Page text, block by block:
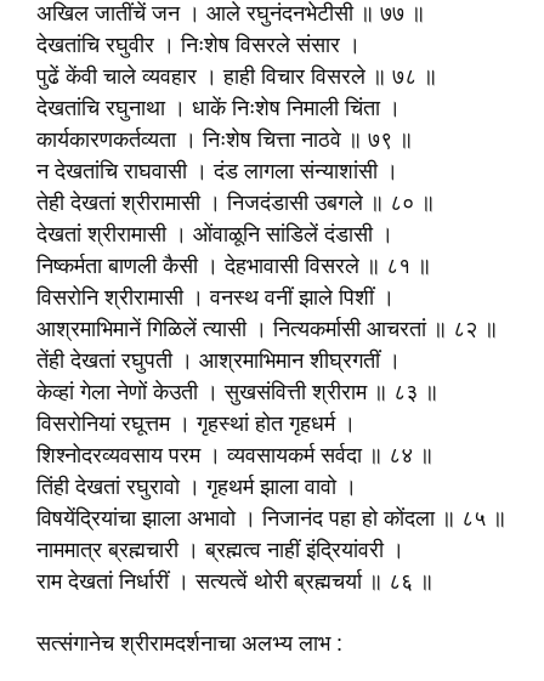
अखिल जातींचें जन । आले रघुनंदनभेटीसी ॥ ७७ ॥
देखतांचि रघुवीर । निःशेष विसरले संसार ।
पुढें केंवी चाले व्यवहार । हाही विचार विसरले ॥ ७८ ॥
देखतांचि रघुनाथा । धाकें निःशेष निमाली चिंता ।
कार्यकारणकर्तव्यता । निःशेष चित्ता नाठवे ॥ ७९ ॥
न देखतांचि राघवासी । दंड लागला संन्याशांसी ।
तेही देखतां श्रीरामासी । निजदंडासी उबगले ॥ ८० ॥
देखतां श्रीरामासी । ओंवाळूनि सांडिलें दंडासी ।
निष्कर्मता बाणली कैसी । देहभावासी विसरले ॥ ८१ ॥
विसरोनि श्रीरामासी । वनस्थ वनीं झाले पिशीं ।
आश्रमाभिमानें गिळिलें त्यासी । नित्यकर्मासी आचरतां ॥ ८२ ॥
तेंही देखतां रघुपती । आश्रमाभिमान शीघ्रगतीं ।
केव्हां गेला नेणों केउती । सुखसंवित्ती श्रीराम ॥ ८३ ॥
विसरोनियां रघूत्तम । गृहस्थां होत गृहधर्म ।
शिश्नोदरव्यवसाय परम । व्यवसायकर्म सर्वदा ॥ ८४ ॥
तिंही देखतां रघुरावो । गृहथर्म झाला वावो ।
विषयेंद्रियांचा झाला अभावो । निजानंद पहा हो कोंदला ॥ ८५ ॥
नाममात्र ब्रह्मचारी । ब्रह्मत्व नाहीं इंद्रियांवरी ।
राम देखतां निर्धारीं । सत्यत्वें थोरी ब्रह्मचर्या ॥ ८६ ॥
सत्संगानेच श्रीरामदर्शनाचा अलभ्य लाभ :